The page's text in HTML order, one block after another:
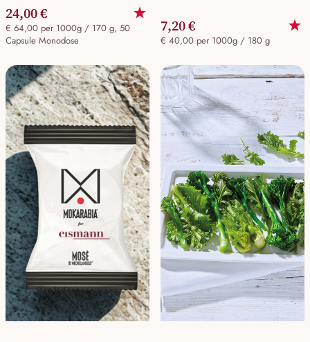
24,00 €
€ 64,00 per 1000g / 170 g, 50
Capsule Monodose
7,20 €
€ 40,00 per 1000g / 180 g